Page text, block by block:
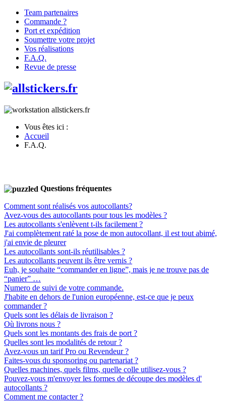
Team partenaires
Commande ?
Port et expédition
Soumettre votre projet
Vos réalisations
F.A.Q.
Revue de presse
Vous êtes ici :
Accueil
F.A.Q.
Questions fréquentes
Comment sont réalisés vos autocollants?
Avez-vous des autocollants pour tous les modèles ?
Les autocollants s'enlèvent t-ils facilement ?
J'ai complètement raté la pose de mon autocollant, il est tout abimé,
j'ai envie de pleurer
Les autocollants sont-ils réutilisables ?
Les autocollants peuvent ils être vernis ?
Euh, je souhaite “commander en ligne”, mais je ne trouve pas de
“panier” …
Numero de suivi de votre commande.
J'habite en dehors de l'union européenne, est-ce que je peux
commander ?
Quels sont les délais de livraison ?
Où livrons nous ?
Quels sont les montants des frais de port ?
Quelles sont les modalités de retour ?
Avez-vous un tarif Pro ou Revendeur ?
Faites-vous du sponsoring ou partenariat ?
Quelles machines, quels films, quelle colle utilisez-vous ?
Pouvez-vous m'envoyer les formes de découpe des modèles d'
autocollants ?
Comment me contacter ?